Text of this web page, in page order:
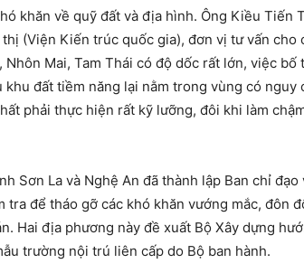
khăn về quỹ đất và địa hình. Ông Kiều Tiến
(Viện Kiến trúc quốc gia), đơn vị tư vấn cho
Mai, Tam Thái có độ dốc rất lớn, việc bố
đất tiềm năng lại nằm trong vùng có nguy
phải thực hiện rất kỹ lưỡng, đôi khi làm
Sơn La và Nghệ An đã thành lập Ban chỉ đạo
để tháo gỡ các khó khăn vướng mắc, đôn
Hai địa phương này đề xuất Bộ Xây dựng
trường nội trú liên cấp do Bộ ban hành.